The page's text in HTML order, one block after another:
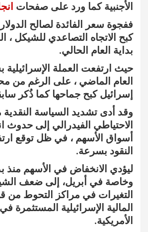
الأجنبية كما ورد على صفحات
ففجوة سعر الفائدة لصالح
كبح الاتجاه التصاعدي للشيكل ،
بداية العام الحالي.
حيث ارتفعت العملة
العام الماضي ، على الرغم من
إسرائيل كبح جماحها كما ذُكر
وقد أدى تشديد السياسة
الاحتياطي الفيدرالي إلى
أسواق الأسهم ، في ظل توقع
النقود بسرعة.
ليؤدي الانخفاض في الأسهم منذ
وخاصة في أبريل، إلى ضعف
التغيرات في مراكز التحوط
المالية الإسرائيلية المستثمرة
الأمريكية.